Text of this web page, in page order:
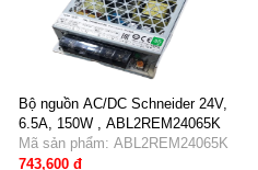
Bộ nguồn AC/DC Schneider 24V,
6.5A, 150W , ABL2REM24065K
Mã sản phẩm: ABL2REM24065K
743,600 đ